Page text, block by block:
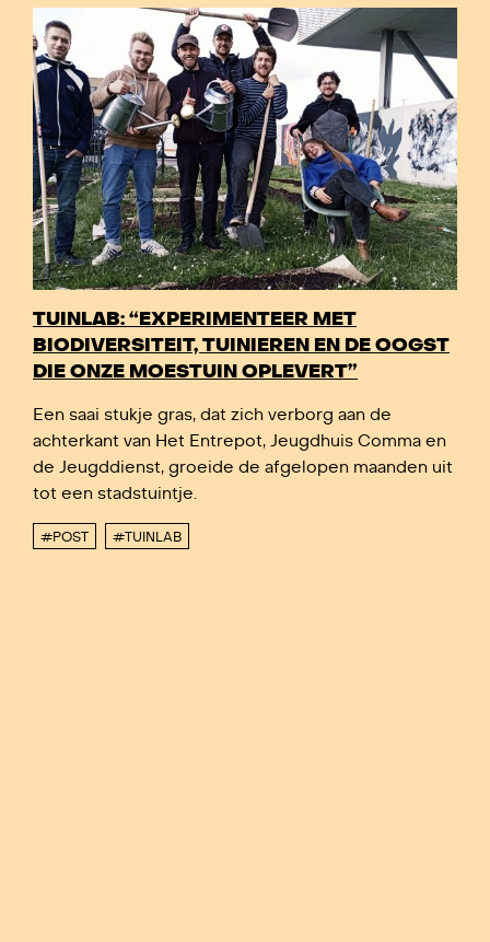
TUINLAB: “EXPERIMENTEER MET
BIODIVERSITEIT, TUINIEREN EN DE OOGST
DIE ONZE MOESTUIN OPLEVERT”
Een saai stukje gras, dat zich verborg aan de
achterkant van Het Entrepot, Jeugdhuis Comma en
de Jeugddienst, groeide de afgelopen maanden uit
tot een stadstuintje.
#POST #TUINLAB